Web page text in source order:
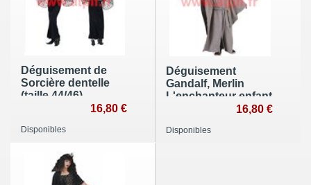
Déguisement de
Sorcière dentelle
(taille 44/46)
16,80 €
Disponibles
Déguisement
Gandalf, Merlin
L'enchanteur enfant
16,80 €
Disponibles